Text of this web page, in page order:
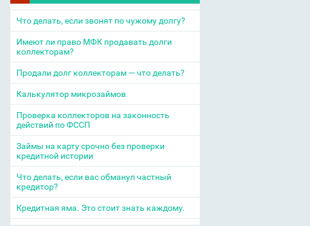
Что делать, если звонят по чужому долгу?
Имеют ли право МФК продавать долги
коллекторам?
Продали долг коллекторам — что делать?
Калькулятор микрозаймов
Проверка коллекторов на законность
действий по ФССП
Займы на карту срочно без проверки
кредитной истории
Что делать, если вас обманул частный
кредитор?
Кредитная яма. Это стоит знать каждому.